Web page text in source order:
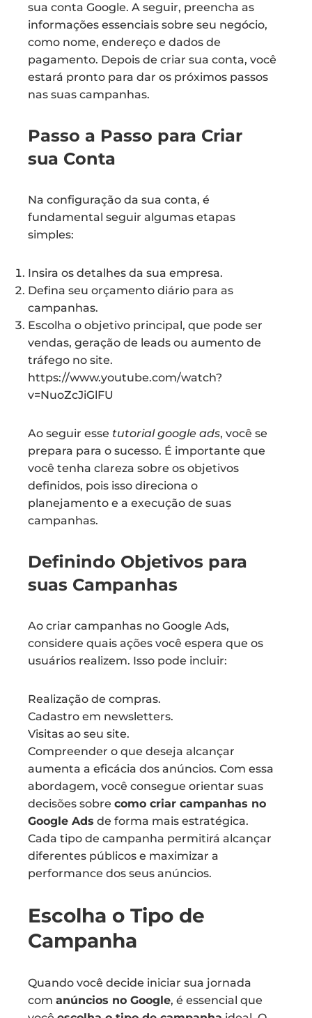
sua conta Google. A seguir, preencha as
informações essenciais sobre seu negócio,
como nome, endereço e dados de
pagamento. Depois de criar sua conta, você
estará pronto para dar os próximos passos
nas suas campanhas.
Passo a Passo para Criar
sua Conta
Na configuração da sua conta, é
fundamental seguir algumas etapas
simples:
Insira os detalhes da sua empresa.
Defina seu orçamento diário para as
campanhas.
Escolha o objetivo principal, que pode ser
vendas, geração de leads ou aumento de
tráfego no site.
https://www.youtube.com/watch?
v=NuoZcJiGlFU
Ao seguir esse tutorial google ads, você se
prepara para o sucesso. É importante que
você tenha clareza sobre os objetivos
definidos, pois isso direciona o
planejamento e a execução de suas
campanhas.
Definindo Objetivos para
suas Campanhas
Ao criar campanhas no Google Ads,
considere quais ações você espera que os
usuários realizem. Isso pode incluir:
Realização de compras.
Cadastro em newsletters.
Visitas ao seu site.
Compreender o que deseja alcançar
aumenta a eficácia dos anúncios. Com essa
abordagem, você consegue orientar suas
decisões sobre como criar campanhas no
Google Ads de forma mais estratégica.
Cada tipo de campanha permitirá alcançar
diferentes públicos e maximizar a
performance dos seus anúncios.
Escolha o Tipo de
Campanha
Quando você decide iniciar sua jornada
com anúncios no Google, é essencial que